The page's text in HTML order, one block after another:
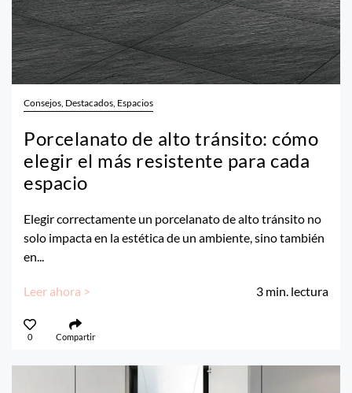
Consejos, Destacados, Espacios
Porcelanato de alto tránsito: cómo
elegir el más resistente para cada
espacio
Elegir correctamente un porcelanato de alto tránsito no
solo impacta en la estética de un ambiente, sino también
en...
Leer ahora > 3 min. lectura
0 Compartir